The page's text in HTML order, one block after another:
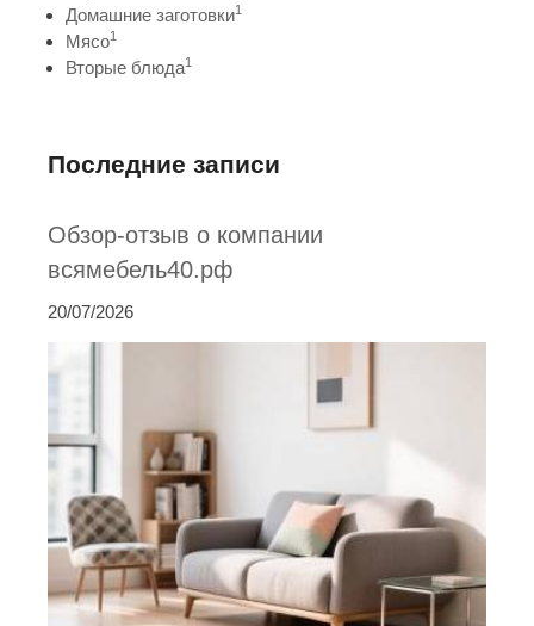
Домашние заготовки1
Мясо1
Вторые блюда1
Последние записи
Обзор-отзыв о компании
всямебель40.рф
20/07/2026